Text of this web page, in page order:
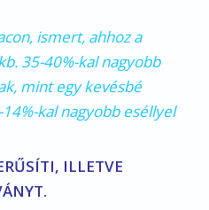
ismert, ahhoz a
35-40%-kal nagyobb
mint egy kevésbé
kal nagyobb eséllyel
ILLETVE